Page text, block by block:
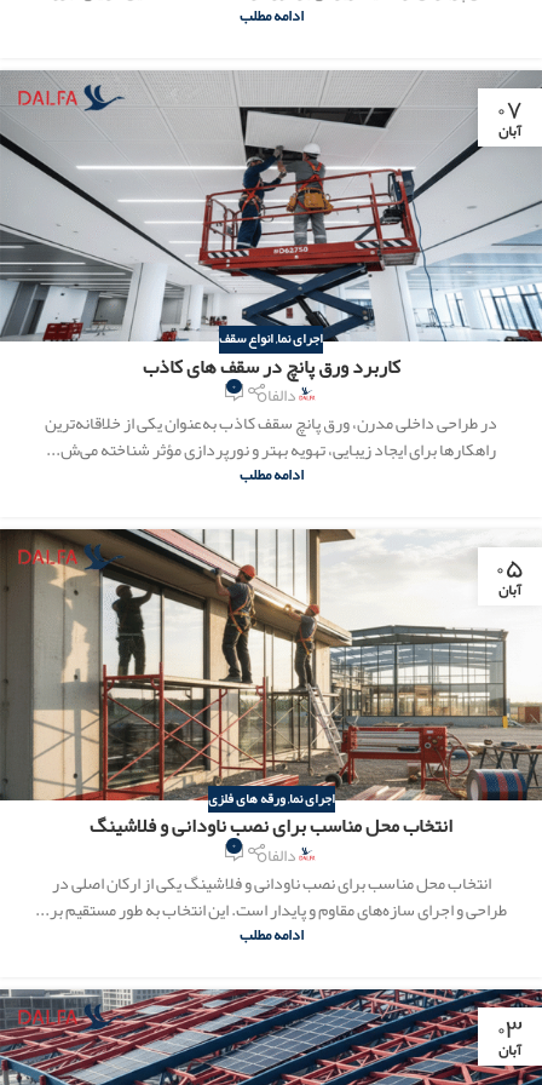
ادامه مطلب
۰۷
آبان
اجرای نما,انواع سقف
کاربرد ورق پانچ در سقف‌ های کاذب
دالفا ۰
در طراحی داخلی مدرن، ورق پانچ سقف کاذب به‌عنوان یکی از خلاقانه‌ترین
راهکارها برای ایجاد زیبایی، تهویه بهتر و نورپردازی مؤثر شناخته می‌ش...
ادامه مطلب
۰۵
آبان
اجرای نما,ورقه های فلزی
انتخاب محل مناسب برای نصب ناودانی و فلاشینگ
دالفا ۰
انتخاب محل مناسب برای نصب ناودانی و فلاشینگ یکی از ارکان اصلی در
طراحی و اجرای سازه‌های مقاوم و پایدار است. این انتخاب به طور مستقیم بر...
ادامه مطلب
۰۳
آبان